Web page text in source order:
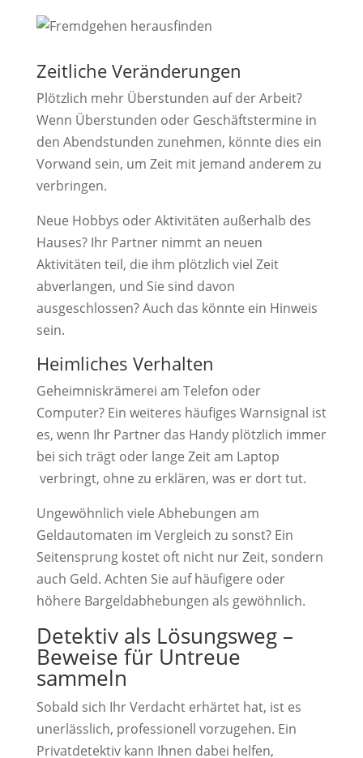
Zeitliche Veränderungen
Plötzlich mehr Überstunden auf der Arbeit?
Wenn Überstunden oder Geschäftstermine in
den Abendstunden zunehmen, könnte dies ein
Vorwand sein, um Zeit mit jemand anderem zu
verbringen.
Neue Hobbys oder Aktivitäten außerhalb des
Hauses? Ihr Partner nimmt an neuen
Aktivitäten teil, die ihm plötzlich viel Zeit
abverlangen, und Sie sind davon
ausgeschlossen? Auch das könnte ein Hinweis
sein.
Heimliches Verhalten
Geheimniskrämerei am Telefon oder
Computer? Ein weiteres häufiges Warnsignal ist
es, wenn Ihr Partner das Handy plötzlich immer
bei sich trägt oder lange Zeit am Laptop
verbringt, ohne zu erklären, was er dort tut.
Ungewöhnlich viele Abhebungen am
Geldautomaten im Vergleich zu sonst? Ein
Seitensprung kostet oft nicht nur Zeit, sondern
auch Geld. Achten Sie auf häufigere oder
höhere Bargeldabhebungen als gewöhnlich.
Detektiv als Lösungsweg –
Beweise für Untreue
sammeln
Sobald sich Ihr Verdacht erhärtet hat, ist es
unerlässlich, professionell vorzugehen. Ein
Privatdetektiv kann Ihnen dabei helfen,